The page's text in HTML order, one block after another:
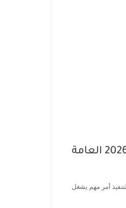
أبراج اليوم الأحد 2أغسطس 2026 العامة
أمر مهم يشغل